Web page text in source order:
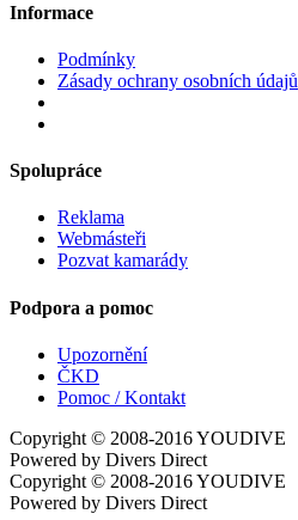
Informace
Podmínky
Zásady ochrany osobních údajů
Spolupráce
Reklama
Webmásteři
Pozvat kamarády
Podpora a pomoc
Upozornění
ČKD
Pomoc / Kontakt
Copyright © 2008-2016YOUDIVE
Powered by Divers Direct
Copyright © 2008-2016YOUDIVE
Powered by Divers Direct